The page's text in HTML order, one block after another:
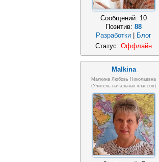
Сообщений: 10
Позитив: 88
Разработки
Блог
Статус: Оффлайн
Malkina
Малкина Любовь Николаевна
(учитель начальных классов)